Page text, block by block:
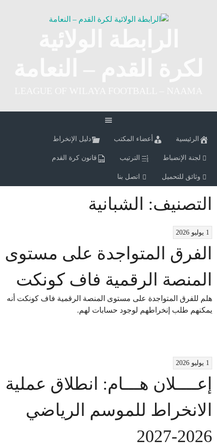
الرئيسية أعضاء المكتب دليل الإنخراط
لجنة الإنضباط الترتيب قانون كرة القدم
وثائق للتحميل اتصل بنا
التصنيف: الشبانية
1 يوليو 2026
الفرق المتواجدة على مستوى
المنصة الرقمية فاف كونكت
هلم للفرق المتواجدة على مستوى المنصة الرقمية فاف كونكت أنه
يمكنهم طلب إنخراطهم لوجود حسابات لهم.
1 يوليو 2026
إعــــلان هـــام: انطلاق عملية
الانخراط للموسم الرياضي
2026-2027